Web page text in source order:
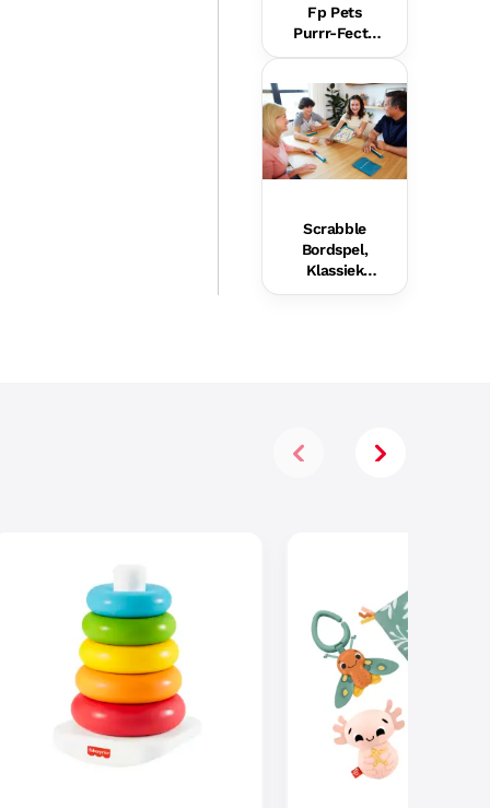
Fp Pets
Purrr-Fecte
Ballentoren,
sgericht
Speelgoed
Voor Baby'S
En Peuters
Scrabble
Bordspel,
Klassiek
Woordspel